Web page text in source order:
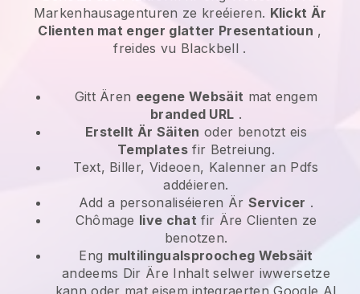
Markenhausagenturen ze kreéieren. Klickt Är
Clienten mat enger glatter Presentatioun ,
freides vu Blackbell .
Gitt Ären eegene Websäit mat engem
branded URL .
Erstellt Är Säiten oder benotzt eis
Templates fir Betreiung.
Text, Biller, Videoen, Kalenner an Pdfs
addéieren.
Add a personaliséieren ÄrServicer .
Chômage live chat fir Äre Clienten ze
benotzen.
Eng multilingualsproocheg Websäit
andeems Dir Äre Inhalt selwer iwwersetze
kann oder mat eisem integraerten Google AI